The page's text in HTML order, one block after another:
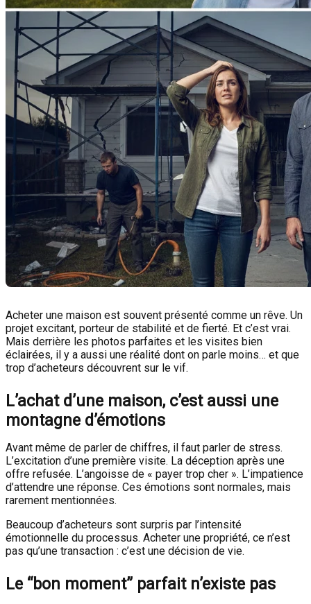
Acheter une maison est souvent présenté comme un rêve. Un
projet excitant, porteur de stabilité et de fierté. Et c’est vrai.
Mais derrière les photos parfaites et les visites bien
éclairées, il y a aussi une réalité dont on parle moins… et que
trop d’acheteurs découvrent sur le vif.
L’achat d’une maison, c’est aussi une
montagne d’émotions
Avant même de parler de chiffres, il faut parler de stress.
L’excitation d’une première visite. La déception après une
offre refusée. L’angoisse de « payer trop cher ». L’impatience
d’attendre une réponse. Ces émotions sont normales, mais
rarement mentionnées.
Beaucoup d’acheteurs sont surpris par l’intensité
émotionnelle du processus. Acheter une propriété, ce n’est
pas qu’une transaction : c’est une décision de vie.
Le “bon moment” parfait n’existe pas